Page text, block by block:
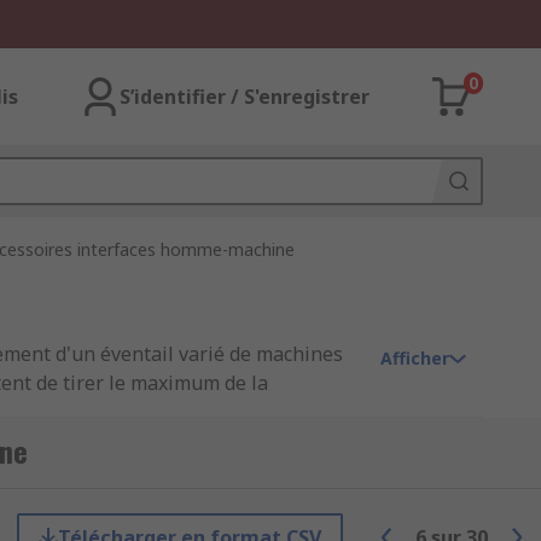
S’identifier / S'enregistrer
0
interfaces homme-machine
d'un éventail varié de machines
de tirer le maximum de la
le verrouillage, le montage,
Afficher